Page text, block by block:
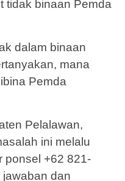
tidak binaan Pemda
dalam binaan
mana
Pemda
Pelalawan,
ini melalu
ponsel +62 821-
jawaban dan